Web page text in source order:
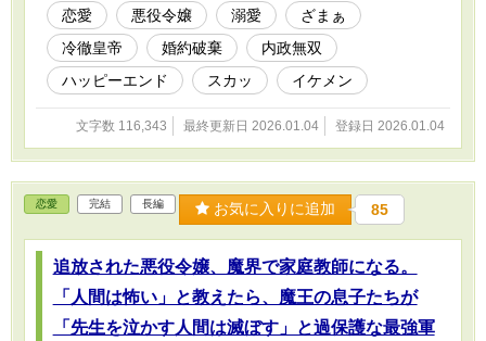
うに。 一方、彼女を追放した王国は、インフラが崩壊し、財政破
綻の危機に瀕していた。 焦った王子は「愛していた」「戻ってこ
い」と縋り付いてくるが、リーゼロッテは冷たく言い放つ。 「今
さら必要だと言われても、もう手遅れです」 これは、捨てられた
令嬢が敵国で幸せを掴み、最強の皇后へと成り上がる、爽快な逆転
劇。
恋愛 悪役令嬢 溺愛
ざまぁ
冷徹皇帝
婚約破棄
内政無双
ハッピーエンド
スカッ イケメン
文字数 116,343 最終更新日 2026.01.04 登録日 2026.01.04
恋愛 完結 長編 お気に入りに追加 85
追放された悪役令嬢、魔界で家庭教師になる。
「人間は怖い」と教えたら、魔王の息子たちが
「先生を泣かす人間は滅ぼす」と過保護な最強軍